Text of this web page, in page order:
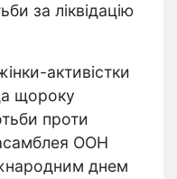
за ліквідацію
активістки
щороку
проти
ООН
днем